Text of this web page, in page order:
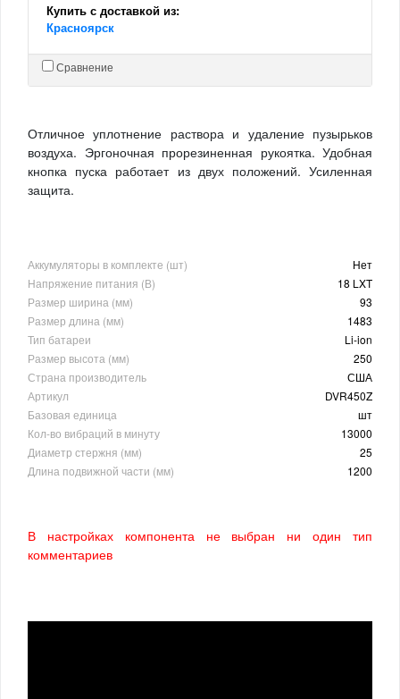
Купить с доставкой из:
Красноярск
Сравнение
Отличное уплотнение раствора и удаление пузырьков
воздуха. Эргоночная прорезиненная рукоятка. Удобная
кнопка пуска работает из двух положений. Усиленная
защита.
Аккумуляторы в комплекте (шт)
Нет
Напряжение питания (В)
18 LXT
Размер ширина (мм)
93
Размер длина (мм)
1483
Тип батареи
Li-ion
Размер высота (мм)
250
Страна производитель
США
Артикул
DVR450Z
Базовая единица
шт
Кол-во вибраций в минуту
13000
Диаметр стержня (мм)
25
Длина подвижной части (мм)
1200
В настройках компонента не выбран ни один тип
комментариев